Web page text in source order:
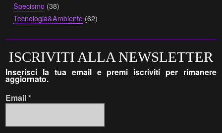
Specismo (38)
Tecnologia&Ambiente (62)
ISCRIVITI ALLA NEWSLETTER
Inserisci la tua email e premi iscriviti per rimanere
aggiornato.
Email*